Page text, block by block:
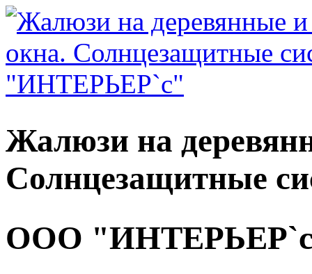
Жалюзи на
Солнцезащитные
ООО